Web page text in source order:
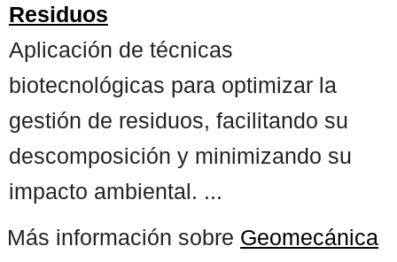
Residuos
Aplicación de técnicas
biotecnológicas para optimizar la
gestión de residuos, facilitando su
descomposición y minimizando su
impacto ambiental. ...
Más información sobre Geomecánica